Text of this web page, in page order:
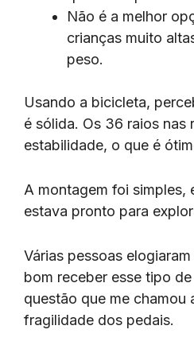
Não é a melhor
crianças muito
peso.
Usando a bicicleta,
é sólida. Os 36 raios nas
estabilidade, o que é
A montagem foi simples,
estava pronto para
Várias pessoas
bom receber esse tipo
questão que me chamou
fragilidade dos pedais.